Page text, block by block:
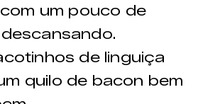
um pouco de
de linguiça
quilo de bacon bem